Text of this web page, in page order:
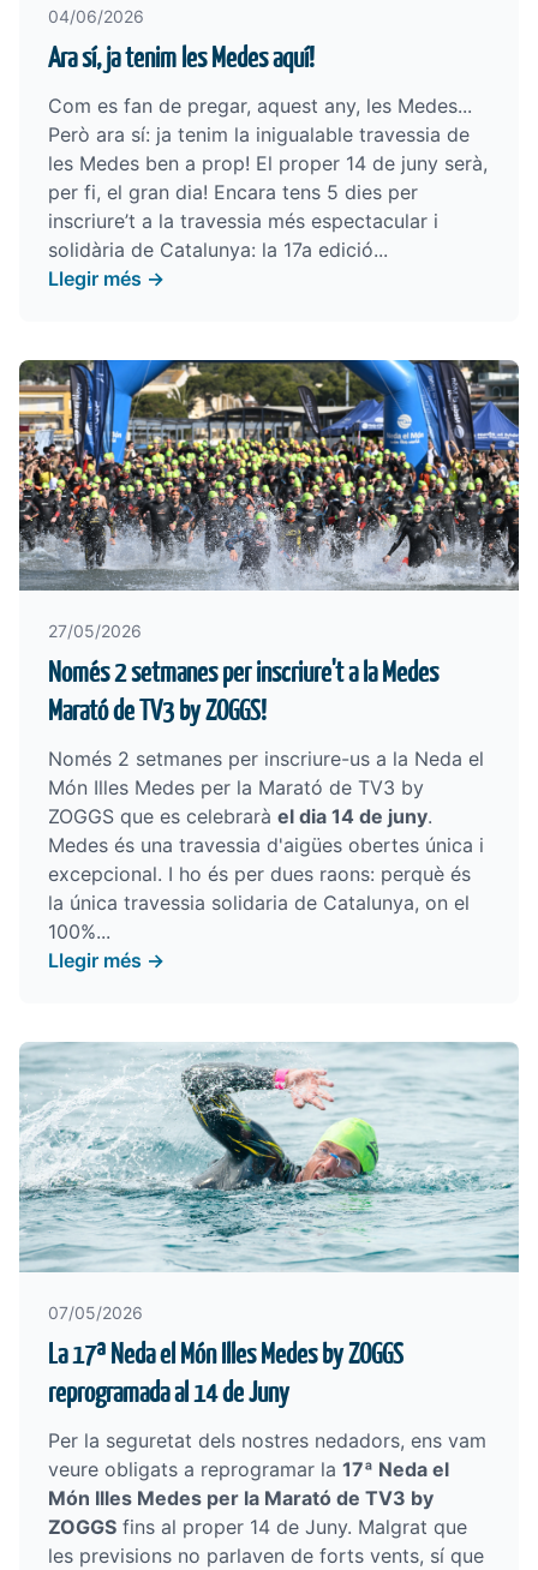
04/06/2026
Ara sí, ja tenim les Medes aquí!
Com es fan de pregar, aquest any, les Medes...
Però ara sí: ja tenim la inigualable travessia de
les Medes ben a prop! El proper 14 de juny serà,
per fi, el gran dia! Encara tens 5 dies per
inscriure’t a la travessia més espectacular i
solidària de Catalunya: la 17a edició...
Llegir més →
27/05/2026
Només 2 setmanes per inscriure't a la Medes
Marató de TV3 by ZOGGS!
Només 2 setmanes per inscriure-us a la Neda el
Món Illes Medes per la Marató de TV3 by
ZOGGS que es celebrarà el dia 14 de juny.
Medes és una travessia d'aigües obertes única i
excepcional. I ho és per dues raons: perquè és
la única travessia solidaria de Catalunya, on el
100%...
Llegir més →
07/05/2026
La 17ª Neda el Món Illes Medes by ZOGGS
reprogramada al 14 de Juny
Per la seguretat dels nostres nedadors, ens vam
veure obligats a reprogramar la 17ª Neda el
Món Illes Medes per la Marató de TV3 by
ZOGGS fins al proper 14 de Juny. Malgrat que
les previsions no parlaven de forts vents, sí que